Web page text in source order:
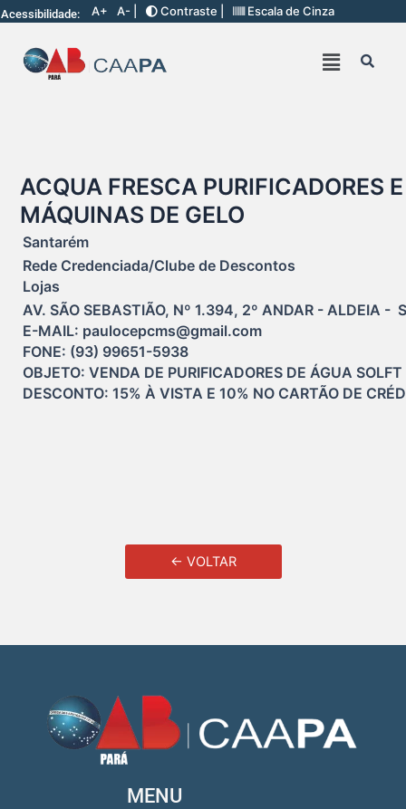
Acessibilidade: A+ A- | Contraste | Escala de Cinza
ACQUA FRESCA PURIFICADORES E
MÁQUINAS DE GELO
Santarém
Rede Credenciada/Clube de Descontos
Lojas
AV. SÃO SEBASTIÃO, Nº 1.394, 2º ANDAR - ALDEIA -
E-MAIL: paulocepcms@gmail.com
FONE: (93) 99651-5938
OBJETO: VENDA DE PURIFICADORES DE ÁGUA SOLFT
DESCONTO: 15% À VISTA E 10% NO CARTÃO DE
← VOLTAR
MENU